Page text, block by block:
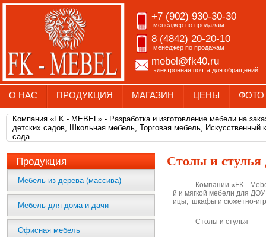
+7 (902) 930-30-30
менеджер по продажам
8 (4842) 20-20-10
менеджер по продажам
mebel@fk40.ru
электронная почта для обращений
О НАС ПРОДУКЦИЯ МАГАЗИН ЦЕНЫ ФОТО
Компания «FK - MEBEL» - Разработка и изготовление мебели на
детских садов, Школьная мебель, Торговая мебель,
сада
Продукция
Мебель из дерева (массива)
Мебель для дома и дачи
Офисная мебель
Столы и стулья
Компании «FK -
й и мягкой мебели для
ицы, шкафы и сюжетно-
Столы и стулья